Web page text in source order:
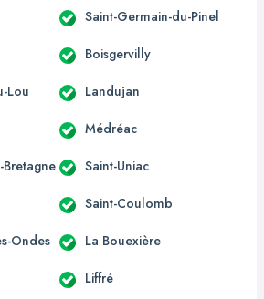
Saint-Germain-du-Pinel
Boisgervilly
Lou Landujan
Médréac
Saint-Uniac
Saint-Coulomb
Ondes La Bouexière
Liffré